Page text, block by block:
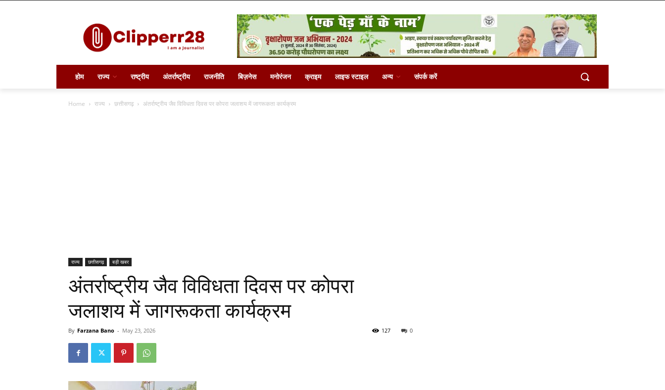
होम राज्य राष्ट्रीय अंतर्राष्ट्रीय राजनीति बिज़नेस मनोरंजन क्राइम लाइफ स्टाइल अन्य संपर्क करें
Home राज्य छत्तीसगढ़ अंतर्राष्ट्रीय जैव विविधता दिवस पर कोपरा जलाशय में जागरूकता कार्यक्रम
राज्य छत्तीसगढ़ बड़ी खबर
अंतर्राष्ट्रीय जैव विविधता दिवस पर कोपरा
जलाशय में जागरूकता कार्यक्रम
By Farzana Bano - May 23, 2026 0
127